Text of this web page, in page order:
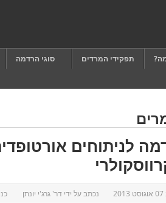
תפקידי המרדים סוגי הרדמה
לניתוחים
07 אוגוסט 2013 נכתב על ידי דר' גרג'י יונתן